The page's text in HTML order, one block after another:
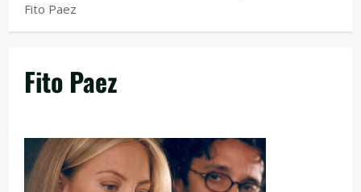
Fito Paez
Fito Paez